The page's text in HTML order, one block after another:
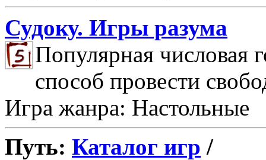
Судоку. Игры разума
Популярная числовая
способ провести
Игра жанра: Настольные
Путь: Каталог игр /